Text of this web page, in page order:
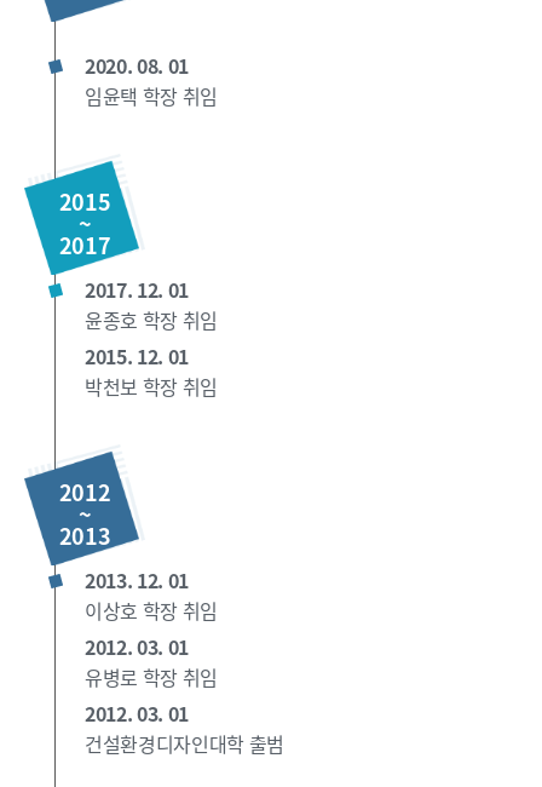
2020. 08. 01
임윤택 학장 취임
2015
~
2017
2017. 12. 01
윤종호 학장 취임
2015. 12. 01
박천보 학장 취임
2012
~
2013
2013. 12. 01
이상호 학장 취임
2012. 03. 01
유병로 학장 취임
2012. 03. 01
건설환경디자인대학 출범